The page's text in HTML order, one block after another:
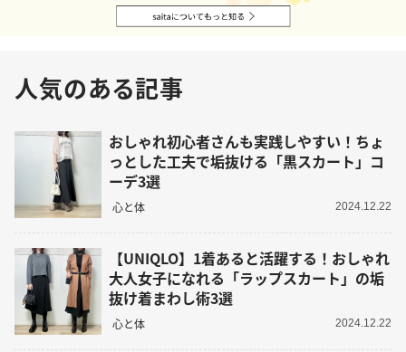
人気のある記事
おしゃれ初心者さんも実践しやすい！ちょ
っとした工夫で垢抜ける「黒スカート」コ
ーデ3選
心と体 2024.12.22
【UNIQLO】1着あると活躍する！おしゃれ
大人女子になれる「ラップスカート」の垢
抜け着まわし術3選
心と体 2024.12.22